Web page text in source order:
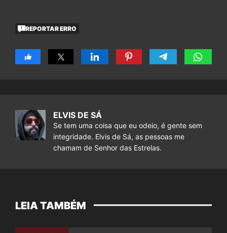
REPORTAR ERRO
ELVIS DE SÁ
Se tem uma coisa que eu odeio, é gente sem
integridade. Elvis de Sá, as pessoas me
chamam de Senhor das Estrelas.
LEIA TAMBÉM